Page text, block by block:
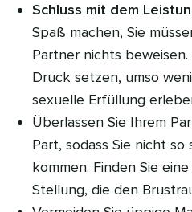
Schluss mit dem
Spaß machen, Sie
Partner nichts
Druck setzen, umso
sexuelle Erfüllung
Überlassen Sie Ihrem
Part, sodass Sie nicht
kommen. Finden Sie
Stellung, die den